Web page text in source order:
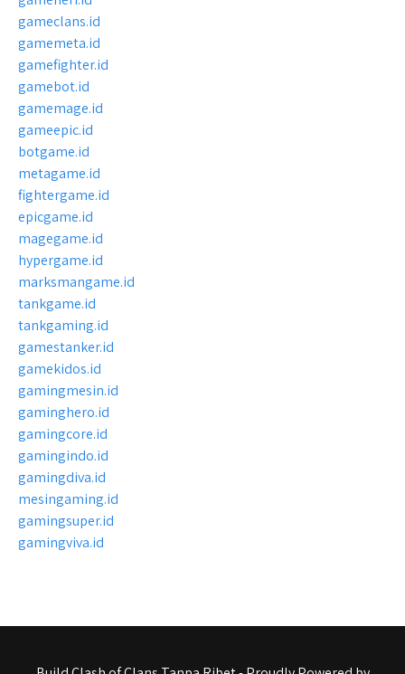
gameclans.id
gamemeta.id
gamefighter.id
gamebot.id
gamemage.id
gameepic.id
botgame.id
metagame.id
fightergame.id
epicgame.id
magegame.id
hypergame.id
marksmangame.id
tankgame.id
tankgaming.id
gamestanker.id
gamekidos.id
gamingmesin.id
gaminghero.id
gamingcore.id
gamingindo.id
gamingdiva.id
mesingaming.id
gamingsuper.id
gamingviva.id